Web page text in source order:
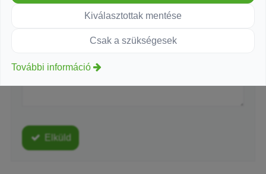
-
-
Elküld
Kiválasztottak mentése
Csak a szükségesek
További információ